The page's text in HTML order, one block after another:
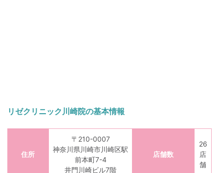
リゼクリニック川崎院の基本情報
住所
〒210-0007
神奈川県川崎市川崎区駅
前本町7-4
井門川崎ビル7階
店舗数
26
店
舗